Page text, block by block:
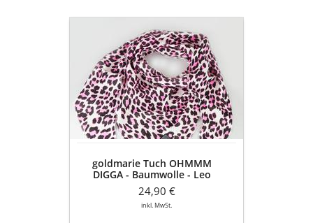
OHMMM
DIGGA
Baumwolle
-
Leo
Muster
neon
pink
goldmarie Tuch OHMMM
DIGGA - Baumwolle - Leo
Muster - neon pink
24,90 €
inkl. MwSt.